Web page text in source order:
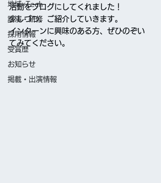
地域×Tech
講演・研修
採用情報
受賞歴
お知らせ
掲載・出演情報
活動をブログにしてくれました！
少しづつ、ご紹介していきます。
インターンに興味のある方、ぜひのぞい
てみてください。